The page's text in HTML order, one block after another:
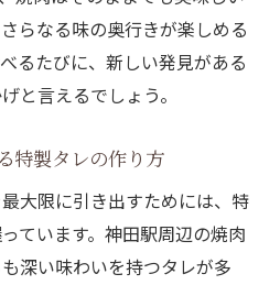
らなる味の奥行きが楽しめる
るたびに、新しい発見がある
と言えるでしょう。
特製タレの作り方
大限に引き出すためには、特
ています。神田駅周辺の焼肉
深い味わいを持つタレが多